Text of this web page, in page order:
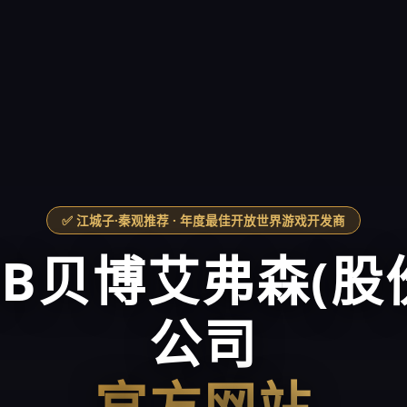
✅ 江城子·秦观推荐 · 年度最佳开放世界游戏开发商
贝博艾弗森(
公司